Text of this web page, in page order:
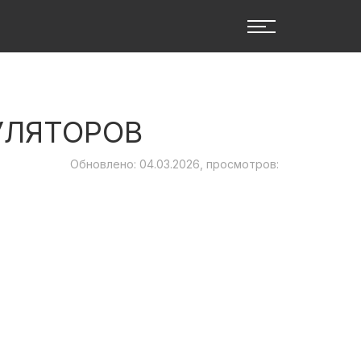
Обновлено: 04.03.2026, просмотров: